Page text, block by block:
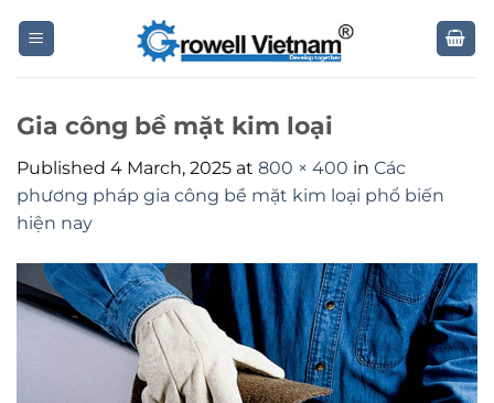
Gia công bề mặt kim loại
Published 4 March, 2025 at 800 × 400 in Các
phương pháp gia công bề mặt kim loại phổ biến
hiện nay